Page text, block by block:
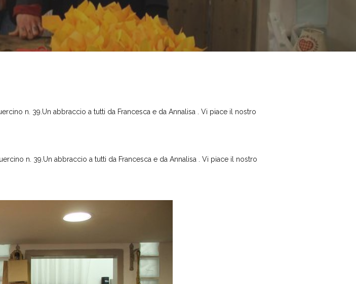
n. 39.Un abbraccio a tutti da Francesca e da Annalisa . Vi piace il nostro
n. 39.Un abbraccio a tutti da Francesca e da Annalisa . Vi piace il nostro